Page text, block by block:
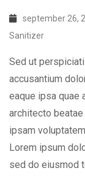
september 26,
Sanitizer
Sed ut
accusantium
eaque ipsa quae
architecto
ipsam
Lorem ipsum
sed do eiusmod